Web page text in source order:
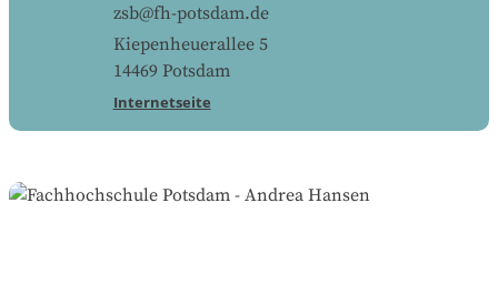
zsb@fh-potsdam.de
Kiepenheuerallee 5
14469 Potsdam
Internetseite